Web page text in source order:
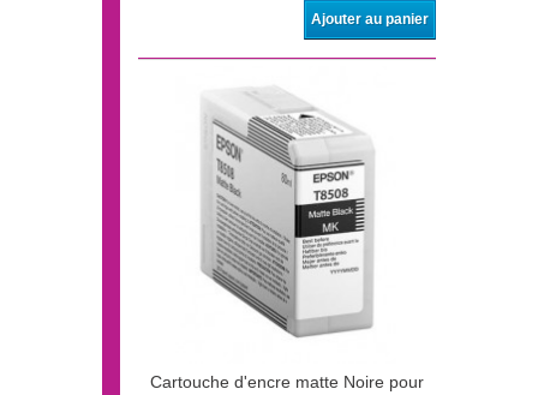
Ajouter au panier
Cartouche d'encre matte Noire pour